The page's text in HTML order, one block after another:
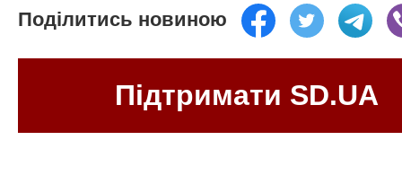
Поділитись новиною
Підтримати SD.UA